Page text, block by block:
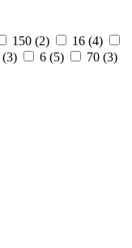
150 (2) 16 (4)
(3) 6 (5) 70 (3)